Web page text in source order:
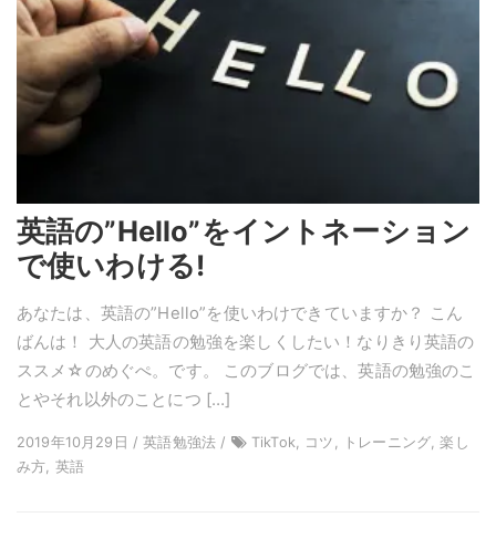
英語の”Hello”をイントネーション
で使いわける!
あなたは、英語の”Hello”を使いわけできていますか？ こん
ばんは！ 大人の英語の勉強を楽しくしたい！なりきり英語の
ススメ☆のめぐぺ。です。 このブログでは、英語の勉強のこ
とやそれ以外のことにつ […]
2019年10月29日 / 英語勉強法 /
TikTok, コツ, トレーニング, 楽し
み方, 英語